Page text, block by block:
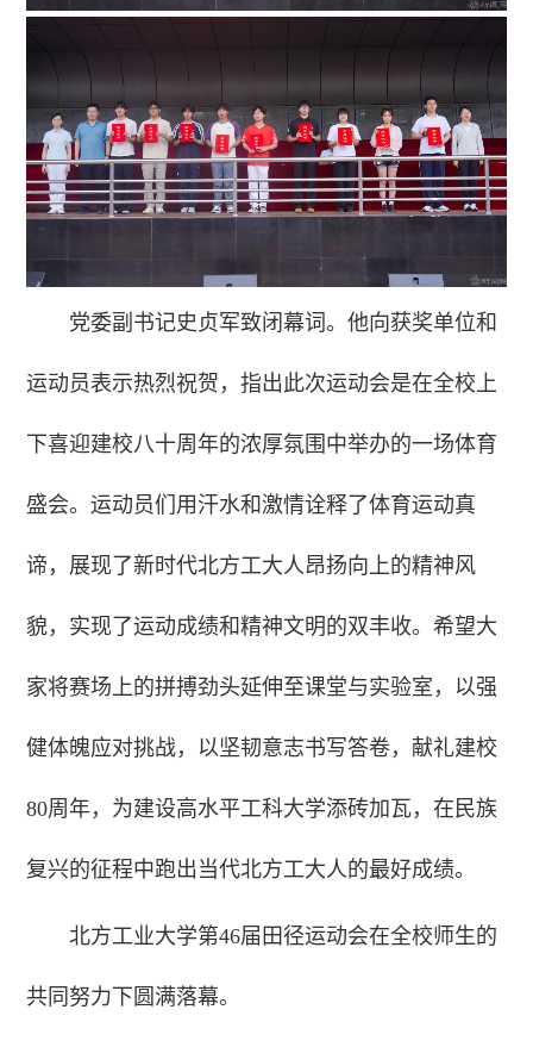
党委副书记史贞军致闭幕词。他向获奖单位和
运动员表示热烈祝贺，指出此次运动会是在全校上
下喜迎建校八十周年的浓厚氛围中举办的一场体育
盛会。运动员们用汗水和激情诠释了体育运动真
谛，展现了新时代北方工大人昂扬向上的精神风
貌，实现了运动成绩和精神文明的双丰收。希望大
家将赛场上的拼搏劲头延伸至课堂与实验室，以强
健体魄应对挑战，以坚韧意志书写答卷，献礼建校
80周年，为建设高水平工科大学添砖加瓦，在民族
复兴的征程中跑出当代北方工大人的最好成绩。
北方工业大学第46届田径运动会在全校师生的
共同努力下圆满落幕。